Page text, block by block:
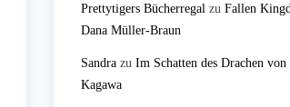
Prettytigers Bücherregal zu Fallen
Dana Müller-Braun
Sandra zu Im Schatten des Drachen von
Kagawa